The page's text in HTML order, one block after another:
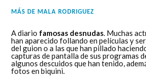
MÁS DE MALA RODRIGUEZ
A diario famosas desnudas. Muchas
han aparecido follando en películas y
del guion o a las que han pillado
capturas de pantalla de sus programas
algunos descuidos que han tenido,
fotos en biquini.